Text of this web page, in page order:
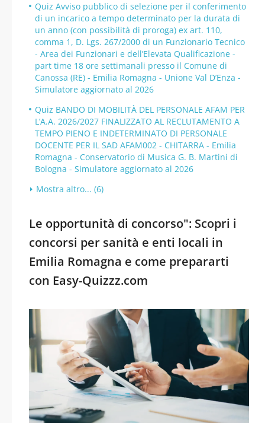
Quiz Avviso pubblico di selezione per il conferimento
di un incarico a tempo determinato per la durata di
un anno (con possibilità di proroga) ex art. 110,
comma 1, D. Lgs. 267/2000 di un Funzionario Tecnico
- Area dei Funzionari e dell’Elevata Qualificazione -
part time 18 ore settimanali presso il Comune di
Canossa (RE) - Emilia Romagna - Unione Val D’Enza -
Simulatore aggiornato al 2026
Quiz BANDO DI MOBILITÀ DEL PERSONALE AFAM PER
L’A.A. 2026/2027 FINALIZZATO AL RECLUTAMENTO A
TEMPO PIENO E INDETERMINATO DI PERSONALE
DOCENTE PER IL SAD AFAM002 - CHITARRA - Emilia
Romagna - Conservatorio di Musica G. B. Martini di
Bologna - Simulatore aggiornato al 2026
Mostra altro... (6)
Le opportunità di concorso": Scopri i
concorsi per sanità e enti locali in
Emilia Romagna e come prepararti
con Easy-Quizzz.com